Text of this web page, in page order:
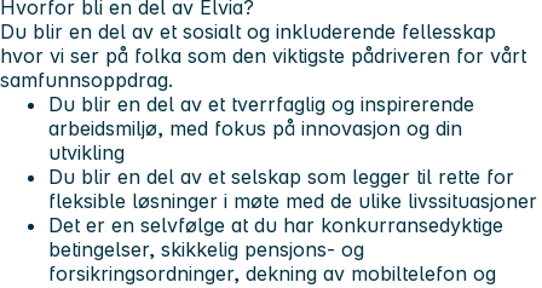
Hvorfor bli en del av Elvia?
Du blir en del av et sosialt og inkluderende fellesskap
hvor vi ser på folka som den viktigste pådriveren for vårt
samfunnsoppdrag.
Du blir en del av et tverrfaglig og inspirerende
arbeidsmiljø, med fokus på innovasjon og din
utvikling
Du blir en del av et selskap som legger til rette for
fleksible løsninger i møte med de ulike livssituasjoner
Det er en selvfølge at du har konkurransedyktige
betingelser, skikkelig pensjons- og
forsikringsordninger, dekning av mobiltelefon og